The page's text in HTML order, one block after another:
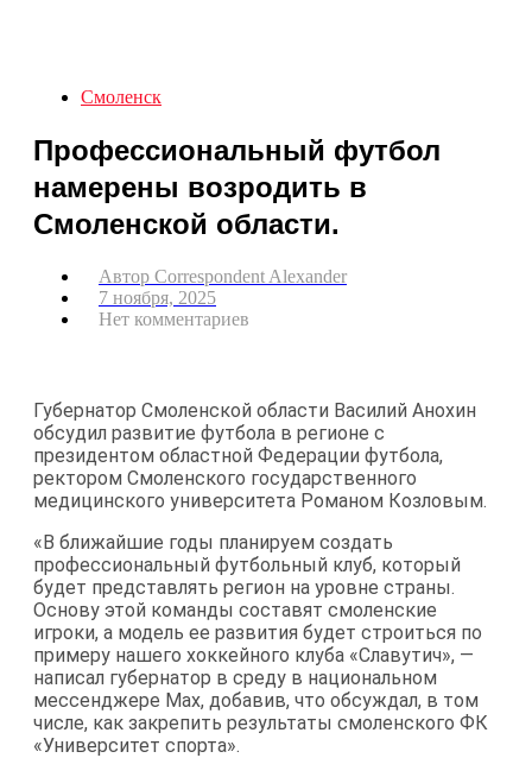
Смоленск
Профессиональный футбол
намерены возродить в
Смоленской области.
Автор Correspondent Alexander
7 ноября, 2025
Нет комментариев
Губернатор Смоленской области Василий Анохин
обсудил развитие футбола в регионе с
президентом областной Федерации футбола,
ректором Смоленского государственного
медицинского университета Романом Козловым.
«В ближайшие годы планируем создать
профессиональный футбольный клуб, который
будет представлять регион на уровне страны.
Основу этой команды составят смоленские
игроки, а модель ее развития будет строиться по
примеру нашего хоккейного клуба «Славутич», —
написал губернатор в среду в национальном
мессенджере Max, добавив, что обсуждал, в том
числе, как закрепить результаты смоленского ФК
«Университет спорта».